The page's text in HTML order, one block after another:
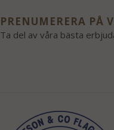
PRENUMERERA PÅ
Ta del av våra bästa